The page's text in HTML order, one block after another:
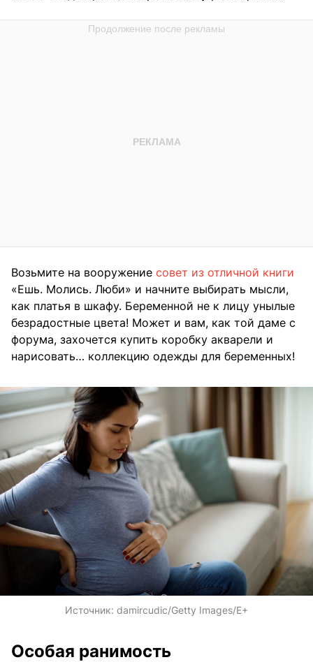
Возьмите на вооружение совет из отличной книги
«Ешь. Молись. Люби» и начните выбирать мысли,
как платья в шкафу. Беременной не к лицу унылые
безрадостные цвета! Может и вам, как той даме с
форума, захочется купить коробку акварели и
нарисовать… коллекцию одежды для беременных!
Источник: damircudic/Getty Images/E+
Особая ранимость